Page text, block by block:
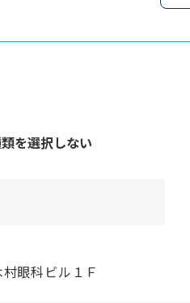
を選択しない
眼科ビル１Ｆ